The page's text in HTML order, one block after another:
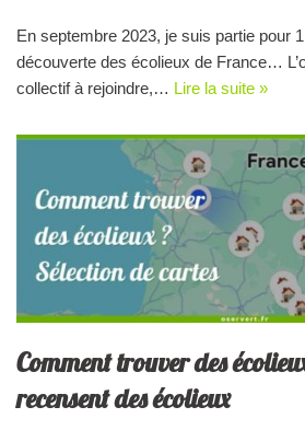
En septembre 2023, je suis partie pour
découverte des écolieux de France…
collectif à rejoindre,… Lire la suite »
Comment trouver des
recensent des écolieux